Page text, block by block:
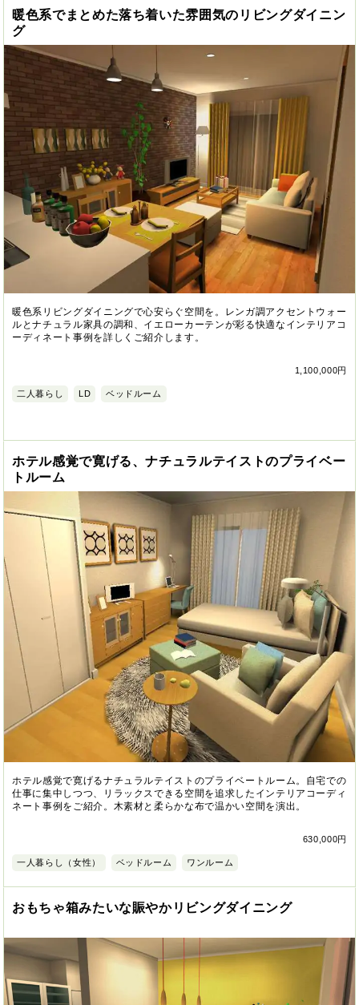
暖色系でまとめた落ち着いた雰囲気のリビングダイニン
グ
暖色系リビングダイニングで心安らぐ空間を。レンガ調アクセントウォー
ルとナチュラル家具の調和、イエローカーテンが彩る快適なインテリアコ
ーディネート事例を詳しくご紹介します。
1,100,000円
二人暮らし LD ベッドルーム
ホテル感覚で寛げる、ナチュラルテイストのプライベー
トルーム
ホテル感覚で寛げるナチュラルテイストのプライベートルーム。自宅での
仕事に集中しつつ、リラックスできる空間を追求したインテリアコーディ
ネート事例をご紹介。木素材と柔らかな布で温かい空間を演出。
630,000円
一人暮らし（女性） ベッドルーム ワンルーム
おもちゃ箱みたいな賑やかリビングダイニング